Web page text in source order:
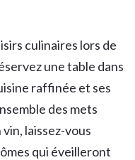
culinaires lors de
une table dans
raffinée et ses
des mets
laissez-vous
qui éveilleront